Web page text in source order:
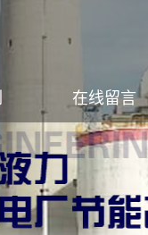
在线留言